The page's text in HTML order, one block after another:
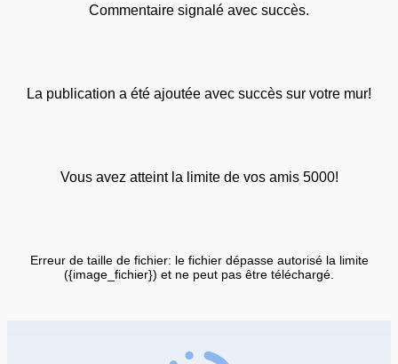
Commentaire signalé avec succès.
La publication a été ajoutée avec succès sur votre mur!
Vous avez atteint la limite de vos amis 5000!
Erreur de taille de fichier: le fichier dépasse autorisé la limite
({image_fichier}) et ne peut pas être téléchargé.